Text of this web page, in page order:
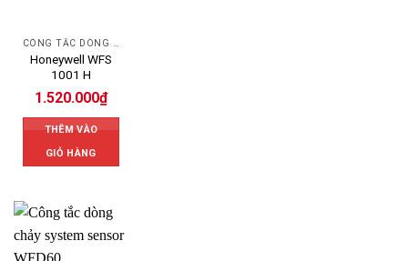
Honeywell WFS
1001 H
1.520.000₫
THÊM VÀO
GIỎ HÀNG